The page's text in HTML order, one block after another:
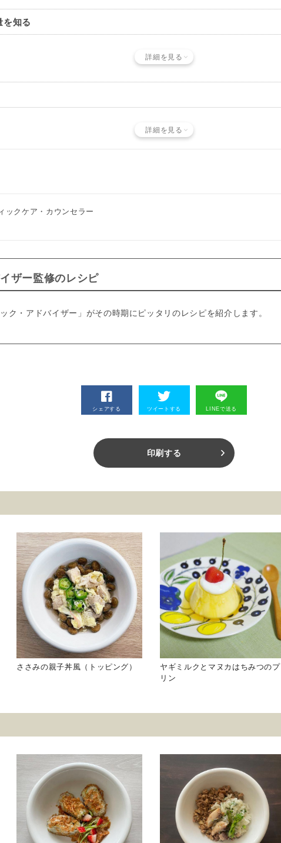
知る
詳細を見る
詳細を見る
ックケア・カウンセラー
ザー監修のレシピ
ク・アドバイザー」がその時期にピッタリのレシピを紹介します。
シェアする ツイートする LINEで送る
印刷する
ささみの親子丼風（トッピング）
ヤギミルクとマヌカはちみつのプ
リン